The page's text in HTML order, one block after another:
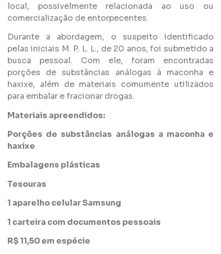
local, possivelmente relacionada ao uso ou
comercialização de entorpecentes.
Durante a abordagem, o suspeito identificado
pelas iniciais M. P. L. L., de 20 anos, foi submetido a
busca pessoal. Com ele, foram encontradas
porções de substâncias análogas à maconha e
haxixe, além de materiais comumente utilizados
para embalar e fracionar drogas.
Materiais apreendidos:
Porções de substâncias análogas a maconha e
haxixe
Embalagens plásticas
Tesouras
1 aparelho celular Samsung
1 carteira com documentos pessoais
R$ 11,50 em espécie